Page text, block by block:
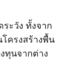
ะวัง ทั้งจาก
ครงสร้างพื้น
ทุนจากต่าง